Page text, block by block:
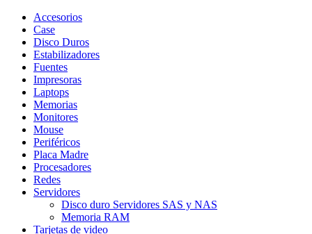
Accesorios
Case
Disco Duros
Estabilizadores
Fuentes
Impresoras
Laptops
Memorias
Monitores
Mouse
Periféricos
Placa Madre
Procesadores
Redes
Servidores
Disco duro Servidores SAS y NAS
Memoria RAM
Tarjetas de video